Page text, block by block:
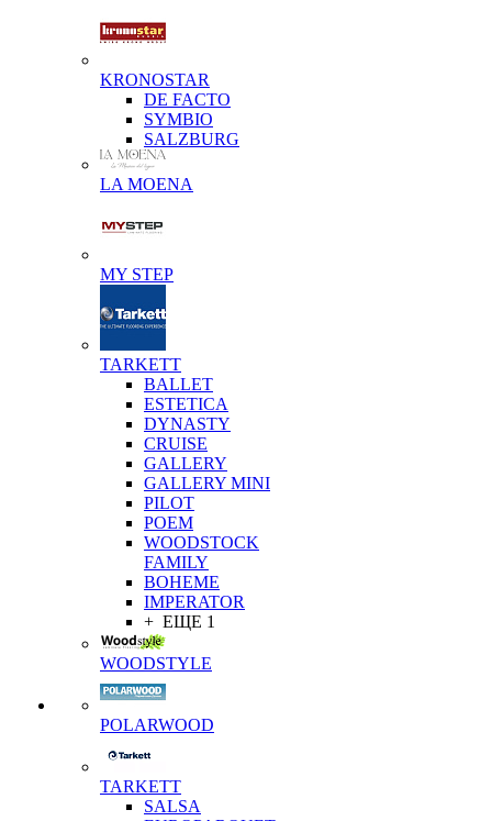
KRONOSTAR
DE FACTO
SYMBIO
SALZBURG
LA MOENA
MY STEP
TARKETT
BALLET
ESTETICA
DYNASTY
CRUISE
GALLERY
GALLERY MINI
PILOT
POEM
WOODSTOCK
FAMILY
BOHEME
IMPERATOR
+ ЕЩЕ 1
WOODSTYLE
POLARWOOD
TARKETT
SALSA